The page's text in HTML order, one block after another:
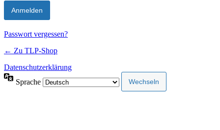
Passwort vergessen?
← Zu TLP-Shop
Datenschutzerklärung
Sprache